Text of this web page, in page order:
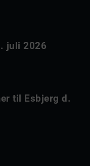
juli 2026
til Esbjerg d.